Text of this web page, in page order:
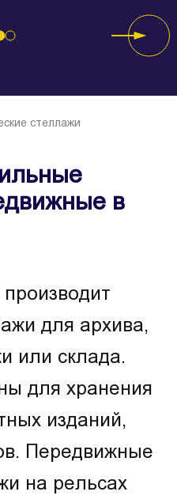
стеллажи
в
для архива,
или склада.
для хранения
изданий,
Передвижные
на рельсах